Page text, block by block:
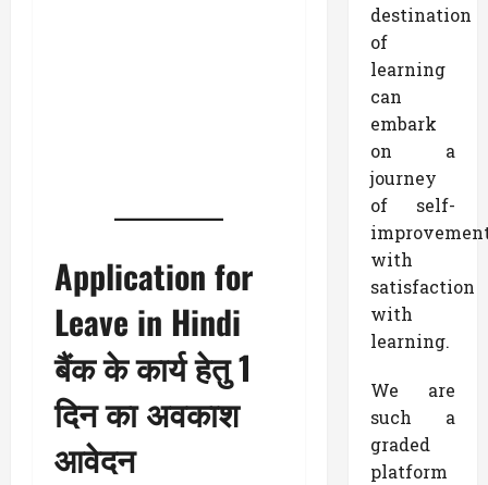
Application for
Leave in Hindi
बैंक के कार्य हेतु 1
दिन का अवकाश
आवेदन
destination
of
learning
can
embark
on a
journey
of self-
with
satisfaction
with
learning.
We are
such a
graded
platform